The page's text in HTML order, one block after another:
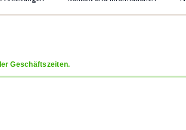
Geschäftszeiten.